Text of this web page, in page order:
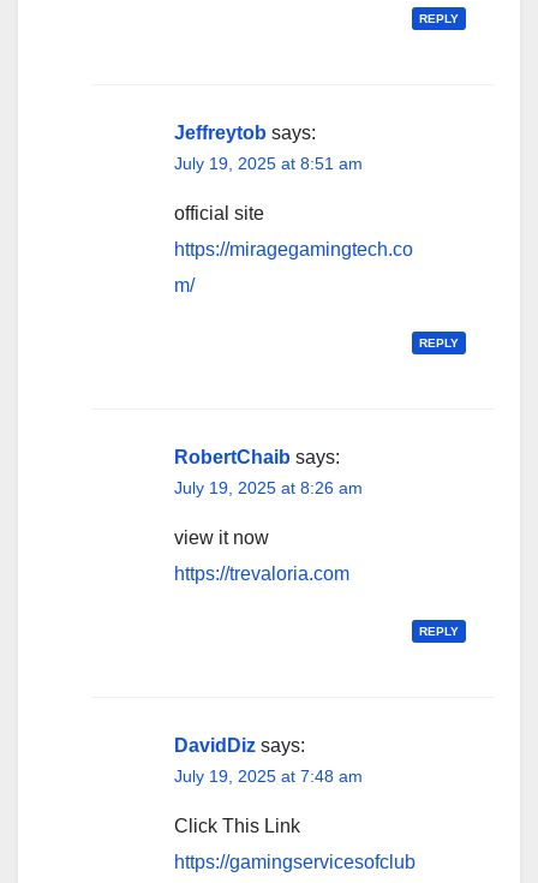
REPLY
Jeffreytob says:
July 19, 2025 at 8:51 am
official site
https://miragegamingtech.co
m/
REPLY
RobertChaib says:
July 19, 2025 at 8:26 am
view it now
https://trevaloria.com
REPLY
DavidDiz says:
July 19, 2025 at 7:48 am
Click This Link
https://gamingservicesofclub